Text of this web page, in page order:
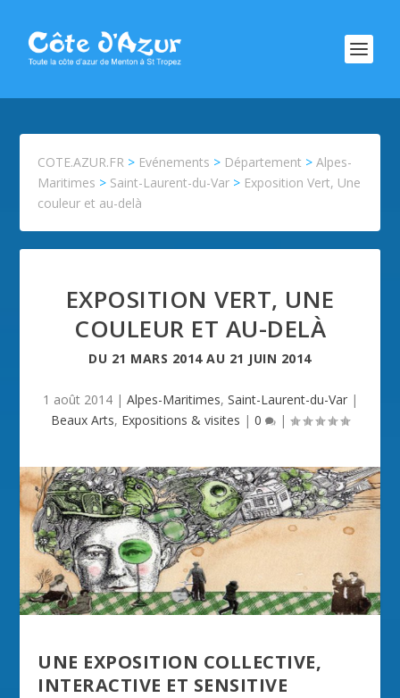
COTE.AZUR.FR > Evénements > Département >Alpes-
Maritimes > Saint-Laurent-du-Var > Exposition Vert, Une
couleur et au-delà
EXPOSITION VERT, UNE
COULEUR ET AU-DELÀ
DU 21 MARS 2014AU 21 JUIN 2014
1 août 2014| Alpes-Maritimes, Saint-Laurent-du-Var|
Beaux Arts, Expositions & visites | 0 |
UNE EXPOSITION COLLECTIVE,
INTERACTIVE ET SENSITIVE